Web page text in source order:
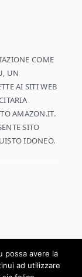
COME
UN
AI SITI WEB
AMAZON.IT.
SITO
IDONEO.
FRAMEWORK
possa avere la
ad utilizzare